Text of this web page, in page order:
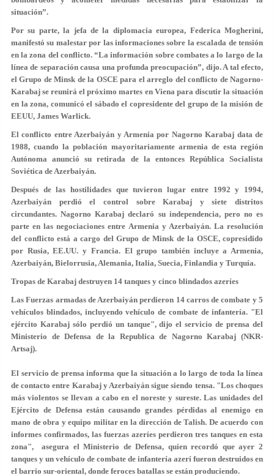
situación”.
Por su parte, la jefa de la diplomacia europea, Federica Mogherini,
manifestó su malestar por las informaciones sobre la escalada de tensión
en la zona del conflicto. “La información sobre combates a lo largo de la
línea de separación causa una profunda preocupación”, dijo. A tal efecto,
el Grupo de Minsk de la OSCE para el arreglo del conflicto de Nagorno-
Karabaj se reunirá el próximo martes en Viena para discutir la situación
en la zona, comunicó el sábado el copresidente del grupo de la misión de
EEUU, James Warlick.
El conflicto entre Azerbaiyán y Armenia por Nagorno Karabaj data de
1988, cuando la población mayoritariamente armenia de esta región
Autónoma anunció su retirada de la entonces República Socialista
Soviética de Azerbaiyán.
Después de las hostilidades que tuvieron lugar entre 1992 y 1994,
Azerbaiyán perdió el control sobre Karabaj y siete distritos
circundantes. Nagorno Karabaj declaró su independencia, pero no es
parte en las negociaciones entre Armenia y Azerbaiyán. La resolución
del conflicto está a cargo del Grupo de Minsk de la OSCE, copresidido
por Rusia, EE.UU. y Francia. El grupo también incluye a Armenia,
Azerbaiyán, Bielorrusia, Alemania, Italia, Suecia, Finlandia y Turquía.
Tropas de Karabaj destruyen 14 tanques y cinco blindados azeríes
Las Fuerzas armadas de Azerbaiyán perdieron 14 carros de combate y 5
vehículos blindados, incluyendo vehículo de combate de infantería. "El
ejército Karabaj sólo perdió un tanque", dijo el servicio de prensa del
Ministerio de Defensa de la Republica de Nagorno Karabaj (NKR-
Artsaj).
El servicio de prensa informa que la situación a lo largo de toda la línea
de contacto entre Karabaj y Azerbaiyán sigue siendo tensa. "Los choques
más violentos se llevan a cabo en el noreste y sureste. Las unidades del
Ejército de Defensa están causando grandes pérdidas al enemigo en
mano de obra y equipo militar en la dirección de Talish. De acuerdo con
informes confirmados, las fuerzas azeríes perdieron tres tanques en esta
zona", asegura el Ministerio de Defensa, quien recordó que ayer 2
tanques y un vehículo de combate de infantería azerí fueron destruidos en
el barrio sur-oriental, donde feroces batallas se están produciendo.